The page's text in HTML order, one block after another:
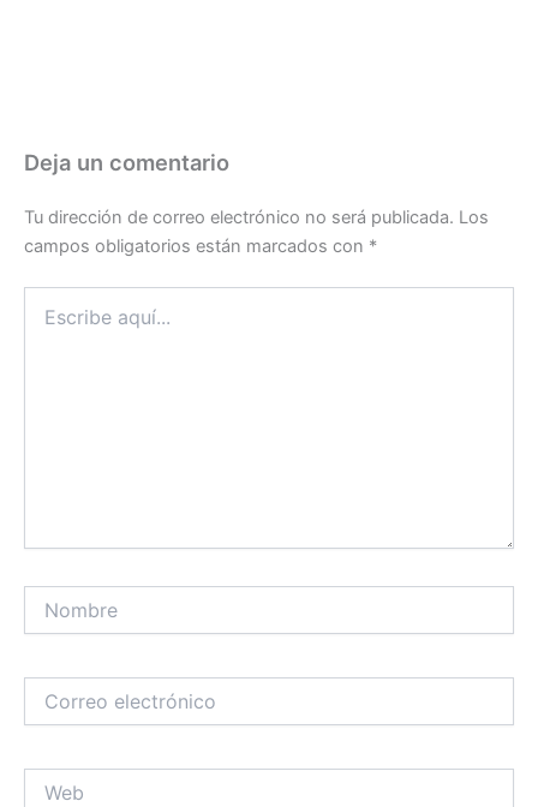
Deja un comentario
Tu dirección de correo electrónico no será publicada. Los
campos obligatorios están marcados con *
aquí...
electrónico